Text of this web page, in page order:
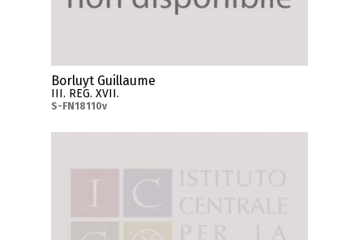
Borluyt Guillaume
III. REG. XVII.
S-FN18110v